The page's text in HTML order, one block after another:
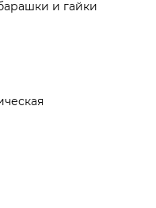
и гайки